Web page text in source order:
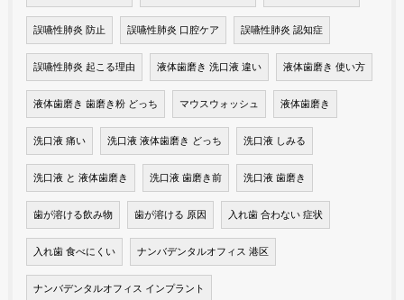
誤嚥性肺炎 防止 誤嚥性肺炎 口腔ケア 誤嚥性肺炎 認知症
誤嚥性肺炎 起こる理由 液体歯磨き 洗口液 違い 液体歯磨き 使い方
液体歯磨き 歯磨き粉 どっち マウスウォッシュ 液体歯磨き
洗口液 痛い 洗口液 液体歯磨き どっち 洗口液 しみる
洗口液 と 液体歯磨き 洗口液 歯磨き前 洗口液 歯磨き
歯が溶ける飲み物 歯が溶ける 原因 入れ歯 合わない 症状
入れ歯 食べにくい ナンバデンタルオフィス 港区
ナンバデンタルオフィス インプラント